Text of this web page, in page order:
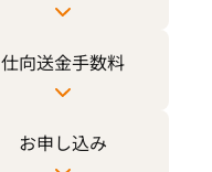
仕向送金手数料
お申し込み